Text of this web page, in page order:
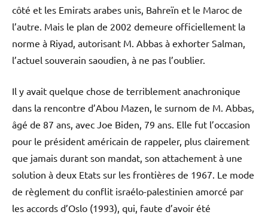
côté et les Emirats arabes unis, Bahreïn et le Maroc de
l’autre. Mais le plan de 2002 demeure officiellement la
norme à Riyad, autorisant M. Abbas à exhorter Salman,
l’actuel souverain saoudien, à ne pas l’oublier.
Il y avait quelque chose de terriblement anachronique
dans la rencontre d’Abou Mazen, le surnom de M. Abbas,
âgé de 87 ans, avec Joe Biden, 79 ans. Elle fut l’occasion
pour le président américain de rappeler, plus clairement
que jamais durant son mandat, son attachement à une
solution à deux Etats sur les frontières de 1967. Le mode
de règlement du conflit israélo-palestinien amorcé par
les accords d’Oslo (1993), qui, faute d’avoir été